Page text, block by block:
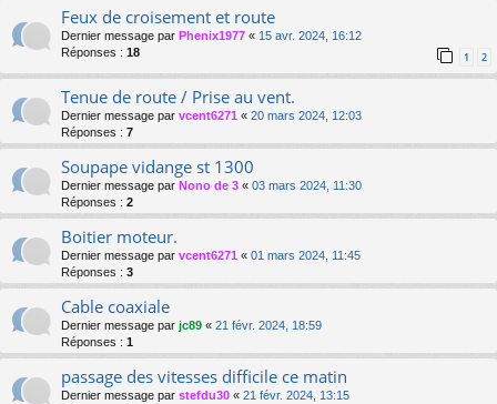
Feux de croisement et route
Dernier message par Phenix1977 « 15 avr. 2024, 16:12
Réponses : 18 1 2
Tenue de route / Prise au vent.
Dernier message par vcent6271 « 20 mars 2024, 12:03
Réponses : 7
Soupape vidange st 1300
Dernier message par Nono de 3 « 03 mars 2024, 11:30
Réponses : 2
Boitier moteur.
Dernier message par vcent6271 « 01 mars 2024, 11:45
Réponses : 3
Cable coaxiale
Dernier message par jc89 « 21 févr. 2024, 18:59
Réponses : 1
passage des vitesses difficile ce matin
Dernier message par stefdu30 « 21 févr. 2024, 13:15